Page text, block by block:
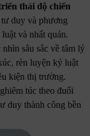
thái độ chiến
duy và phương
và nhất quán.
nhìn sâu sắc về tâm lý
rèn luyện kỷ luật
kiện thị trường.
túc theo đuổi
duy thành công bền